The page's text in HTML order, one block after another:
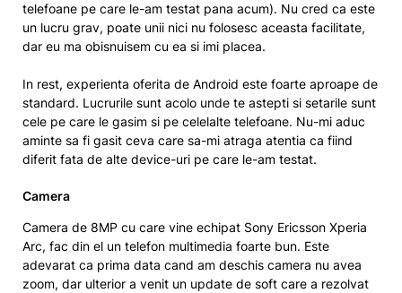
telefoane pe care le-am testat pana acum). Nu cred ca este
un lucru grav, poate unii nici nu folosesc aceasta facilitate,
dar eu ma obisnuisem cu ea si imi placea.
In rest, experienta oferita de Android este foarte aproape de
standard. Lucrurile sunt acolo unde te astepti si setarile sunt
cele pe care le gasim si pe celelalte telefoane. Nu-mi aduc
aminte sa fi gasit ceva care sa-mi atraga atentia ca fiind
diferit fata de alte device-uri pe care le-am testat.
Camera
Camera de 8MP cu care vine echipat Sony Ericsson Xperia
Arc, fac din el un telefon multimedia foarte bun. Este
adevarat ca prima data cand am deschis camera nu avea
zoom, dar ulterior a venit un update de soft care a rezolvat